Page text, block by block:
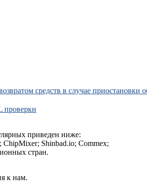
средств в случае
проверки
приведен ниже:
ChipMixer; Shinbad.io; Commex;
стран.
к нам.